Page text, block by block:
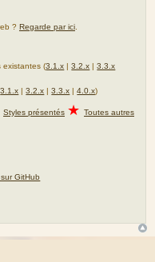
? Regarde par ici
existantes (3.1.x |3.2.x |3.3.x
3.1.x |3.2.x |3.3.x |4.0.x)
Styles présentés ★ Toutes autres
GitHub